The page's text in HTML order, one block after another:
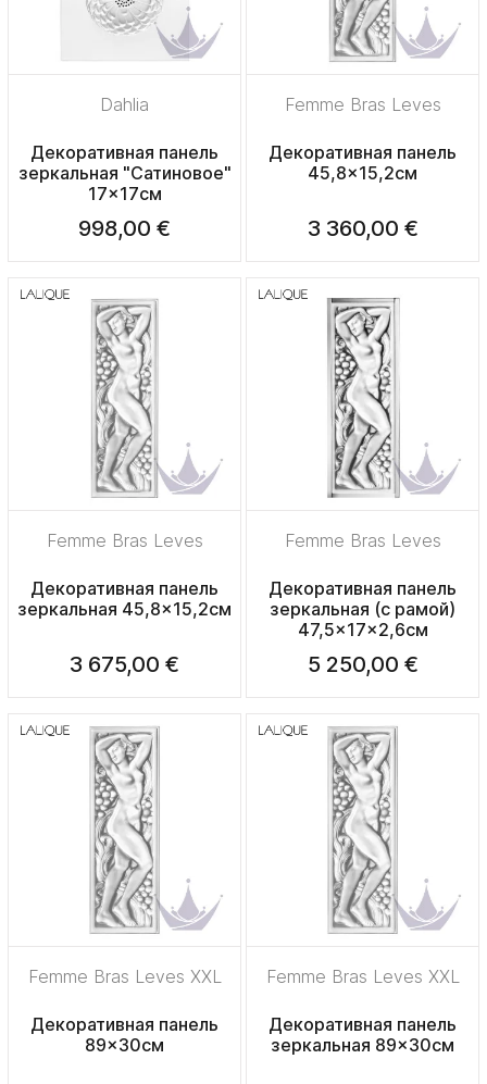
Dahlia
Декоративная панель
зеркальная "Сатиновое"
17x17см
998,00 €
Femme Bras Leves
Декоративная панель
45,8x15,2см
3 360,00 €
Femme Bras Leves
Декоративная панель
зеркальная 45,8x15,2см
3 675,00 €
Femme Bras Leves
Декоративная панель
зеркальная (с рамой)
47,5x17x2,6см
5 250,00 €
Femme Bras Leves XXL
Декоративная панель
89x30см
Femme Bras Leves XXL
Декоративная панель
зеркальная 89x30см